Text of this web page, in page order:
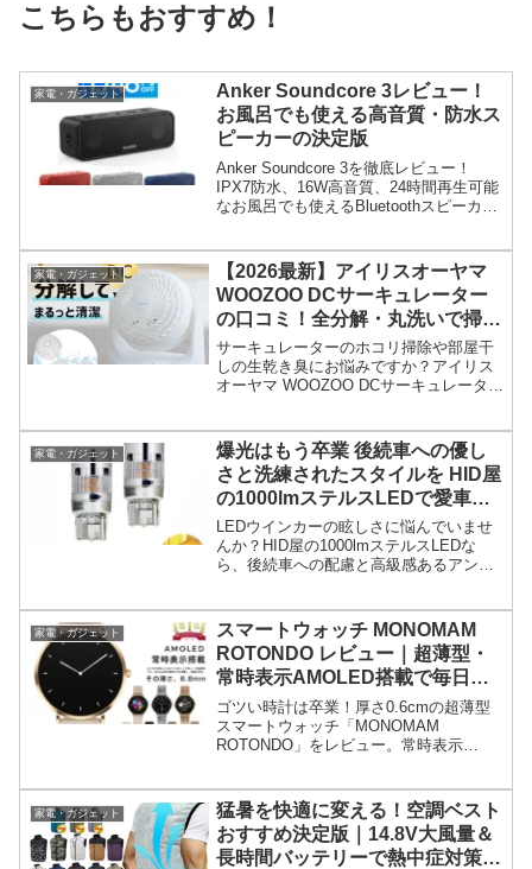
こちらもおすすめ！
家電・ガジェット
Anker Soundcore 3レビュー！
お風呂でも使える高音質・防水ス
ピーカーの決定版
Anker Soundcore 3を徹底レビュー！
IPX7防水、16W高音質、24時間再生可能
なお風呂でも使えるBluetoothスピーカ
説。
家電・ガジェット
【2026最新】アイリスオーヤマ
WOOZOO DCサーキュレーター
の口コミ！全分解・丸洗いで掃除
のストレスがゼロになる？
サーキュレーターのホコリ掃除や部屋干
しの生乾き臭にお悩みですか？アイリス
オーヤマ WOOZOO DCサーキュレーター
でエアコン効率もアップし、電気代の負
担を軽減します。
家電・ガジェット
爆光はもう卒業 後続車への優し
さと洗練されたスタイルを HID屋
の1000lmステルスLEDで愛車を
ワンランク上の佇まいへ
LEDウインカーの眩しさに悩んでいませ
んか？HID屋の1000lmステルスLEDな
ら、後続車への配慮と高級感あるアンバ
されたスタイルへアップグレードできま
す。
家電・ガジェット
スマートウォッチ MONOMAM
ROTONDO レビュー｜超薄型・
常時表示AMOLED搭載で毎日を
彩る
ゴツい時計は卒業！厚さ0.6cmの超薄型
スマートウォッチ「MONOMAM
ROTONDO」をレビュー。常時表示
を徹底解説します。購入前に必見！
家電・ガジェット
猛暑を快適に変える！空調ベスト
おすすめ決定版｜14.8V大風量＆
長時間バッテリーで熱中症対策も